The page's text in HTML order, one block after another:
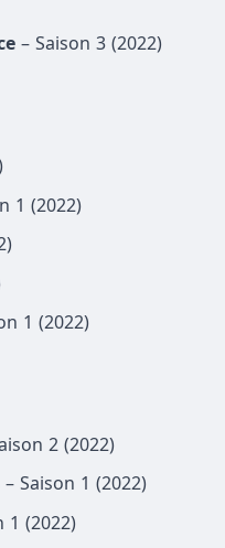
– Saison 3 (2022)
1 (2022)
1 (2022)
2 (2022)
– Saison 1 (2022)
1 (2022)